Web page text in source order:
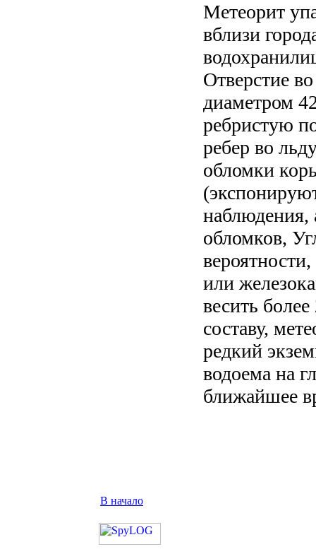
Метеорит
вблизи
Отверстие
диаметром
ребристую
ребер во
обломки
наблюдения,
обломков,
или
весить
составу,
редкий
водоема на
ближайшее
В начало